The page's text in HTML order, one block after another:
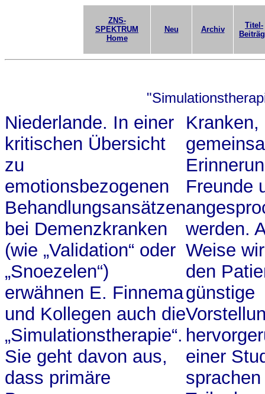
ZNS-
SPEKTRUM
Home
Neu Archiv
Titel-
Niederlande. In einer
kritischen Übersicht
zu
emotionsbezogenen
Behandlungsansätzen
bei Demenzkranken
(wie „Validation“ oder
„Snoezelen“)
erwähnen E. Finnema
und Kollegen auch die
„Simulationstherapie“.
Sie geht davon aus,
dass primäre
Kranken,
Freunde
werden.
Weise
den
günstige
einer